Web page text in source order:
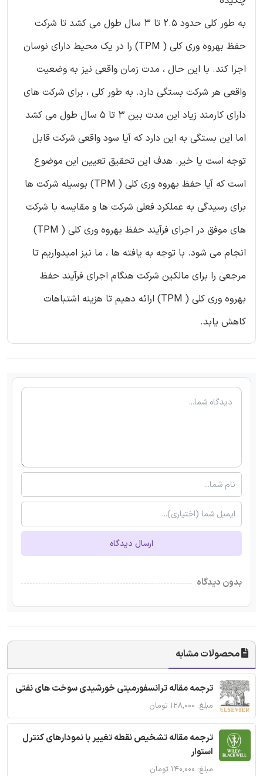
به طور کلی حدود 2.5 تا 3 سال طول می کشد تا شرکت
حفظ بهروه وری کلی ( TPM) را در یک محیط دارای نوسان
اجرا کند. با این حال ، مدت زمان واقعی نیز به وضعیت
واقعی هر شرکت بستگی دارد. به طور کلی ، برای شرکت های
دارای کارمند زیاد این مدت بین 3 تا 5 سال طول می کشد
اما این بستگی به این دارد که آیا سود واقعی شرکت قابل
توجه است یا خیر. هدف این تحقیق تعیین این موضوع
است که آیا حفظ بهروه وری کلی ( TPM) بوسیله شرکت ها
برای رسیدگی به عملکرد فعلی شرکت ها و مقایسه با شرکت
های موفق در اجرای فرآیند حفظ بهروه وری کلی ( TPM)
انجام می شود. با توجه به یافته ها ، ما نیز امیدواریم تا
مرجعی را برای مالکین شرکت هنگام اجرای فرآیند حفظ
بهروه وری کلی ( TPM) ارائه دهیم تا هزینه اشتباهات
کاهش یابد.
ارسال دیدگاه
بدون دیدگاه
محصولات مشابه
ترجمه مقاله ترانسفورمیتی خورشیدی سوخت های نفتی
مبلغ: ۱۲۸,۰۰۰ تومان
ترجمه مقاله تشخیص نقطه تغییر با نمودارهای کنترل
استوار
مبلغ: ۱۴۰,۰۰۰ تومان